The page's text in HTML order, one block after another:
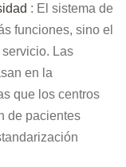
: El sistema de
funciones, sino el
Las
en la
que los centros
de pacientes